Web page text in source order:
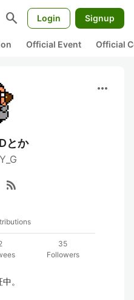
search Login Signup
Official Event Official
more_horiz
とか
rss_feed
35
Followers
。